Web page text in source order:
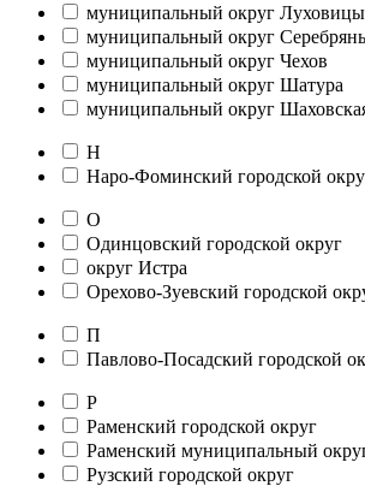
муниципальный округ Луховицы
муниципальный округ
муниципальный округ Чехов
муниципальный округ Шатура
муниципальный округ
Н
Наро-Фоминский городской
О
Одинцовский городской округ
округ Истра
Орехово-Зуевский городской
П
Павлово-Посадский городской
Р
Раменский городской округ
Раменский муниципальный
Рузский городской округ